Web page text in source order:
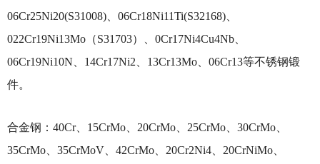
06Cr25Ni20(S31008)、06Cr18Ni11Ti(S32168)、
022Cr19Ni13Mo（S31703）、0Cr17Ni4Cu4Nb、
06Cr19Ni10N、14Cr17Ni2、13Cr13Mo、06Cr13等不锈钢锻
件。
合金钢：40Cr、15CrMo、20CrMo、25CrMo、30CrMo、
35CrMo、35CrMoV、42CrMo、20Cr2Ni4、20CrNiMo、